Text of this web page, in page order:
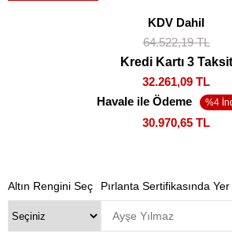
KDV Dahil
64.522,19 TL
Kredi Kartı 3 Taksit
32.261,09 TL
Havale ile Ödeme
30.970,65 TL
Altın Rengini Seç Pırlanta Sertifikasında